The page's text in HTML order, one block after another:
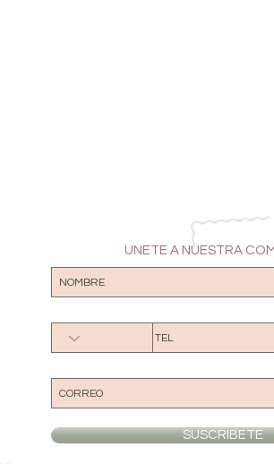
UNETE A NUESTRA
SUSCRIBETE